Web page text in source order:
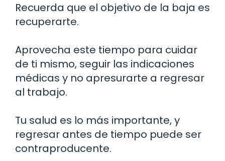
Recuerda que el objetivo de la baja es
recuperarte.
Aprovecha este tiempo para cuidar
de ti mismo, seguir las indicaciones
médicas y no apresurarte a regresar
al trabajo.
Tu salud es lo más importante, y
regresar antes de tiempo puede ser
contraproducente.